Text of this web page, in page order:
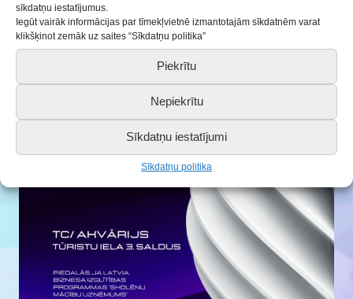
sīkdatņu iestatījumus.
Iegūt vairāk informācijas par tīmekļvietnē izmantotajām sīkdatnēm varat
klikšķinot zemāk uz saites “Sīkdatņu politika”
Piekrītu
Nepiekrītu
Sīkdatņu iestatījumi
Sīkdatņu politika